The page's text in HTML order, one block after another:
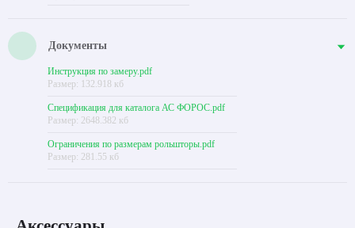
Документы
Инструкция по замеру.pdf
Размер: 132.918 кб
Спецификация для каталога АС ФОРОС.pdf
Размер: 2648.382 кб
Ограничения по размерам рольшторы.pdf
Размер: 281.55 кб